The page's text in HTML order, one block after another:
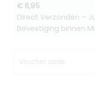
€ 6,95
Direct Verzonden –
Bevestiging binnen
Voucher code